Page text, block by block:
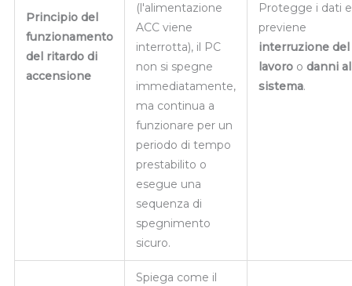
Principio del
funzionamento
del ritardo di
accensione
(l'alimentazione
ACC viene
interrotta), il PC
non si spegne
immediatamente,
ma continua a
funzionare per un
periodo di tempo
prestabilito o
esegue una
sequenza di
spegnimento
sicuro.
Protegge i dati e
previene
interruzione del
lavoro o danni al
sistema.
Spiega come il